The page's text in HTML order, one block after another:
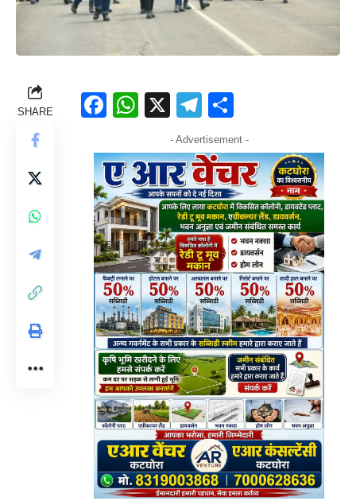
SHARE Facebook
WhatsApp
X Telegram
- Advertisement -